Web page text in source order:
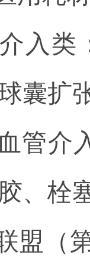
入类
囊扩
管介
、栓
盟（